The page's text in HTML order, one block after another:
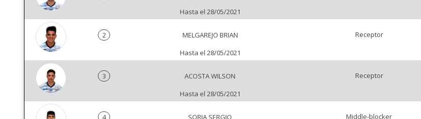
Hasta el 28/05/2021
2
MELGAREJO BRIAN
Hasta el 28/05/2021
Receptor
3
ACOSTA WILSON
Hasta el 28/05/2021
Receptor
4
SORIA SERGIO
Middle-blocker